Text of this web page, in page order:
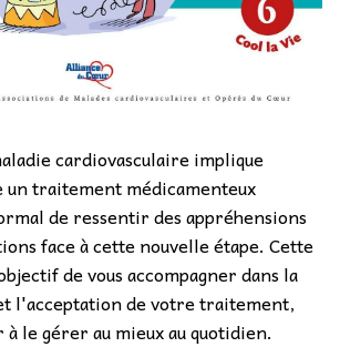
cardiovasculaire implique
un traitement médicamenteux
de ressentir des appréhensions
face à cette nouvelle étape. Cette
de vous accompagner dans la
l'acceptation de votre traitement,
à le gérer au mieux au quotidien.